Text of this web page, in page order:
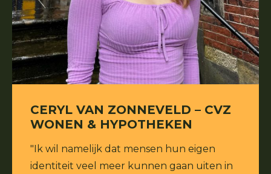
CERYL VAN ZONNEVELD – CVZ
WONEN & HYPOTHEKEN
"Ik wil namelijk dat mensen hun eigen
identiteit veel meer kunnen gaan uiten in